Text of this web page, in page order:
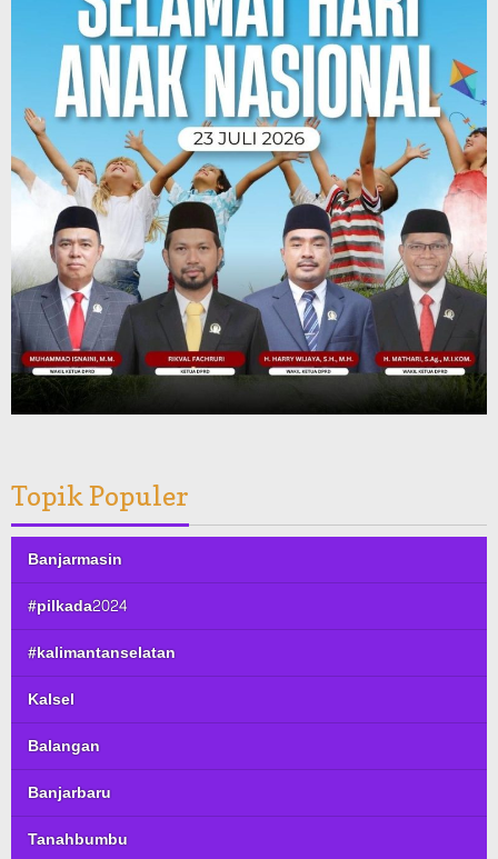
Topik Populer
Banjarmasin
#pilkada2024
#kalimantanselatan
Kalsel
Balangan
Banjarbaru
Tanahbumbu